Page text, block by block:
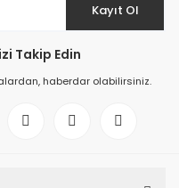
Kayıt Ol
Takip Edin
haberdar olabilirsiniz.